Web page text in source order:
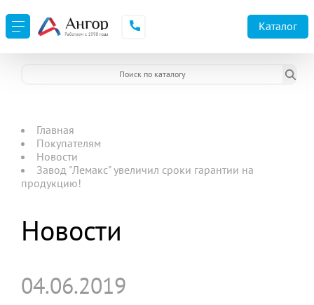
Каталог
Главная
Покупателям
Новости
Завод "Лемакс" увеличил сроки гарантии на
продукцию!
Новости
04.06.2019